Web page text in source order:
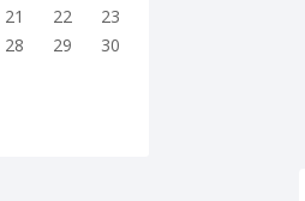
21 22
23
28 29
30